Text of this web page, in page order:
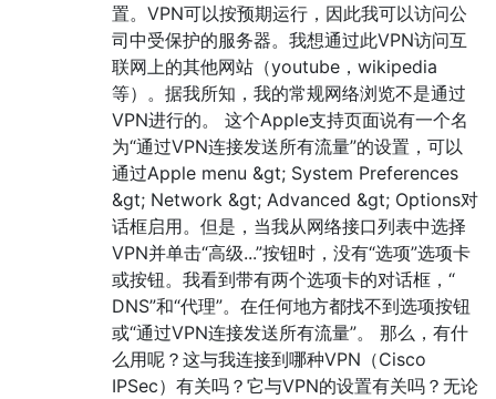
置。VPN可以按预期运行，因此我可以访问公
司中受保护的服务器。我想通过此VPN访问互
联网上的其他网站（youtube，wikipedia
等）。据我所知，我的常规网络浏览不是通过
VPN进行的。 这个Apple支持页面说有一个名
为“通过VPN连接发送所有流量”的设置，可以
通过Apple menu &gt; System Preferences
&gt; Network &gt; Advanced &gt; Options对
话框启用。但是，当我从网络接口列表中选择
VPN并单击“高级...”按钮时，没有“选项”选项卡
或按钮。我看到带有两个选项卡的对话框，“
DNS”和“代理”。在任何地方都找不到选项按钮
或“通过VPN连接发送所有流量”。 那么，有什
么用呢？这与我连接到哪种VPN（Cisco
IPSec）有关吗？它与VPN的设置有关吗？无论